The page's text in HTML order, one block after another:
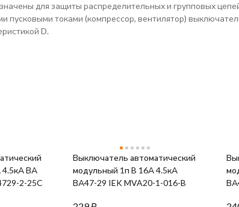
для защиты распределительных и групповых
токами (компрессор, вентилятор)
D.
4.5кА ВА
2-25C
Выключатель автоматический
модульный 1п B 16А 4.5кА
ВА47-29 IEK MVA20-1-016-B